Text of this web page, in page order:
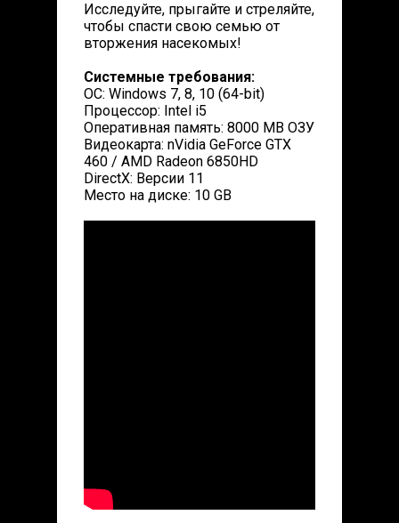
Исследуйте, прыгайте и стреляйте,
чтобы спасти свою семью от
вторжения насекомых!
Системные требования:
ОС: Windows 7, 8, 10 (64-bit)
Процессор: Intel i5
Оперативная память: 8000 MB ОЗУ
Видеокарта: nVidia GeForce GTX
460 / AMD Radeon 6850HD
DirectX: Версии 11
Место на диске: 10 GB